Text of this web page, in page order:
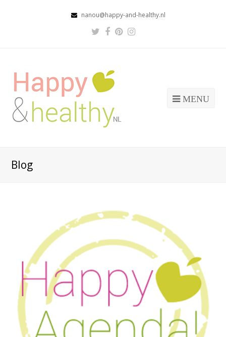
nanou@happy-and-healthy.nl
Twitter
Facebook
Pinterest
Instagram
MENU
Blog